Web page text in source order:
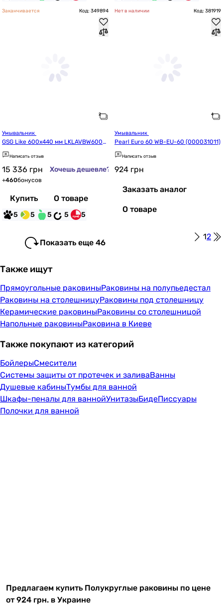
Заканчивается Код: 349894
GSG Like 600х440 мм LKLAVBW6000
0
Написать отзыв
15 336 грн Хочешь дешевле?
+460бонусов
Купить О товаре
5 5 5 5 5
Нет в наличии Код: 381919
Pearl Euro 60 WB-EU-60 (000031011)
Написать отзыв
924 грн
Заказать аналог
О товаре
Показать еще 46
12
Также ищут
Прямоугольные раковиныРаковины на полупьедестал
Раковины на столешницуРаковины под столешницу
Керамические раковиныРаковины со столешницой
Напольные раковиныРаковина в Киеве
Также покупают из категорий
БойлерыСмесители
Системы защиты от протечек и заливаВанны
Душевые кабиныТумбы для ванной
Шкафы-пеналы для ваннойУнитазыБидеПиссуары
Полочки для ванной
Предлагаем купить Полукруглые раковины по цене
от 924 грн. в Украине